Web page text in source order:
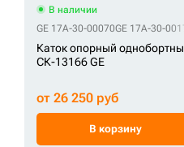
В наличии
GE 17A-30-00070GE 17A-30-
Каток опорный
СК-13166 GE
от 26 250 руб
В корзину